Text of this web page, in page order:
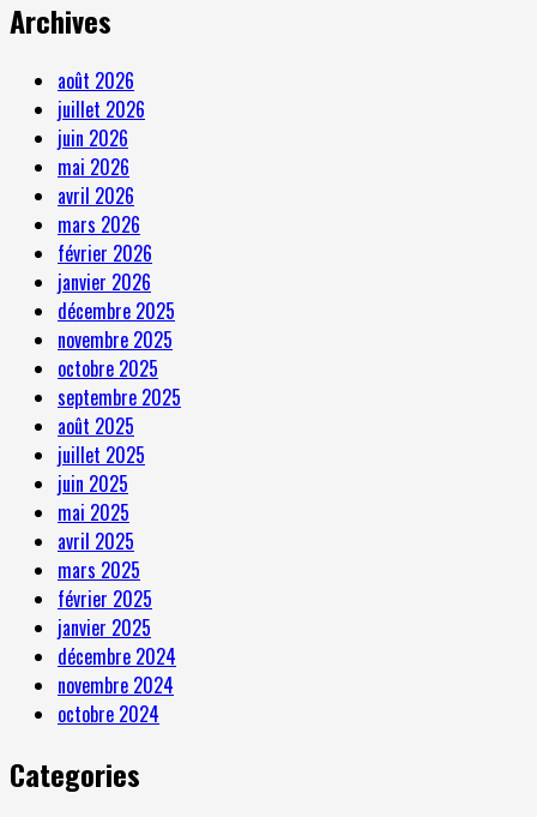
Archives
août 2026
juillet 2026
juin 2026
mai 2026
avril 2026
mars 2026
février 2026
janvier 2026
décembre 2025
novembre 2025
octobre 2025
septembre 2025
août 2025
juillet 2025
juin 2025
mai 2025
avril 2025
mars 2025
février 2025
janvier 2025
décembre 2024
novembre 2024
octobre 2024
Categories